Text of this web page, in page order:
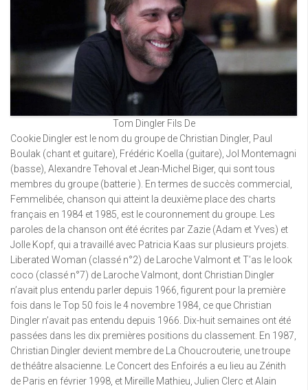
Tom Dingler Fils De
Cookie Dingler est le nom du groupe de Christian Dingler, Paul
Boulak (chant et guitare), Frédéric Koella (guitare), Jol Montemagni
(basse), Alexandre Tehoval et Jean-Michel Biger, qui sont tous
membres du groupe (batterie ). En termes de succès commercial,
Femmelibée, chanson qui atteint la deuxième place des charts
français en 1984 et 1985, est le couronnement du groupe. Les
paroles de la chanson ont été écrites par Zazie (Adam et Yves) et
Jolle Kopf, qui a travaillé avec Patricia Kaas sur plusieurs projets.
Liberated Woman (classé n°2) de Laroche Valmont et T’as le look
coco (classé n°7) de Laroche Valmont, dont Christian Dingler
n’avait plus entendu parler depuis 1966, figurent pour la première
fois dans le Top 50 fois le 4 novembre 1984, ce que Christian
Dingler n’avait pas entendu depuis 1966. Dix-huit semaines ont été
passées dans les dix premières positions du classement. En 1987,
Christian Dingler devient membre de La Choucrouterie, une troupe
de théâtre alsacienne. Le Concert des Enfoirés a eu lieu au Zénith
de Paris en février 1998, et Mireille Mathieu, Julien Clerc et Alain